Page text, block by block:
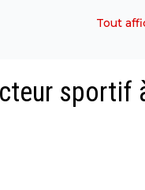
Tout
sportif